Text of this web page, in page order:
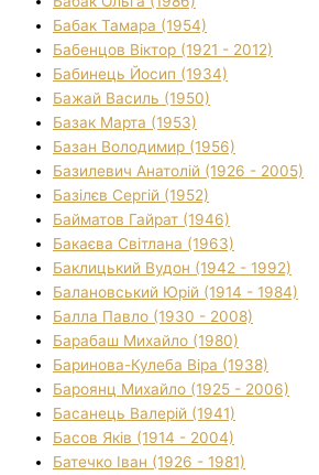
Бабак Тамара (1954)
Бабенцов Віктор (1921 - 2012)
Бабинець Йосип (1934)
Бажай Василь (1950)
Базак Марта (1953)
Базан Володимир (1956)
Базилевич Анатолій (1926 - 2005)
Базілєв Сергій (1952)
Байматов Гайрат (1946)
Бакаєва Світлана (1963)
Баклицький Вудон (1942 - 1992)
Балановський Юрій (1914 - 1984)
Балла Павло (1930 - 2008)
Барабаш Михайло (1980)
Баринова-Кулеба Віра (1938)
Бароянц Михайло (1925 - 2006)
Басанець Валерій (1941)
Басов Яків (1914 - 2004)
Батечко Іван (1926 - 1981)